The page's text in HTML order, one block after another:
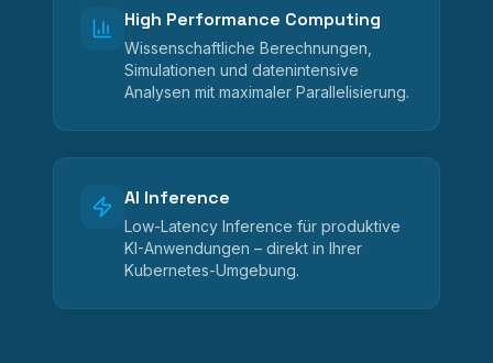
High Performance Computing
Wissenschaftliche Berechnungen,
Simulationen und datenintensive
Analysen mit maximaler Parallelisierung.
AI Inference
Low-Latency Inference für produktive
KI-Anwendungen – direkt in Ihrer
Kubernetes-Umgebung.